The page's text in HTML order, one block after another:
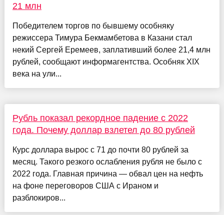
21 млн
Победителем торгов по бывшему особняку
режиссера Тимура Бекмамбетова в Казани стал
некий Сергей Еремеев, заплативший более 21,4 млн
рублей, сообщают информагентства. Особняк XIX
века на ули...
Рубль показал рекордное падение с 2022
года. Почему доллар взлетел до 80 рублей
Курс доллара вырос с 71 до почти 80 рублей за
месяц. Такого резкого ослабления рубля не было с
2022 года. Главная причина — обвал цен на нефть
на фоне переговоров США с Ираном и
разблокиров...